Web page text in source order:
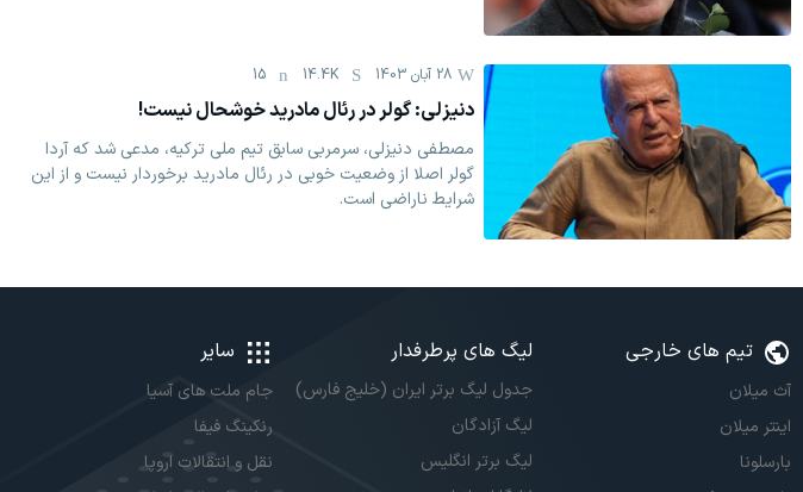
28 آبان 1403 14.4K
15
دنیزلی: گولر در رئال مادرید خوشحال نیست!
مصطفی دنیزلی، سرمربی سابق تیم ملی ترکیه، مدعی شد که آردا
گولر اصلا از وضعیت خوبی در رئال مادرید برخوردار نیست و از این
شرایط ناراضی است.
تیم های خارجی
آث میلان
اینتر میلان
بارسلونا
لیگ های پرطرفدار
جدول لیگ برتر ایران (خلیج فارس)
لیگ آزادگان
لیگ برتر انگلیس
سایر
جام ملت های آسیا
رنکینگ فیفا
نقل و انتقالات اروپا